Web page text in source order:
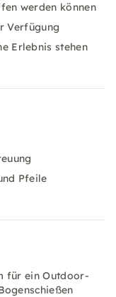
werden können
Verfügung
Erlebnis stehen
Pfeile
für ein Outdoor-